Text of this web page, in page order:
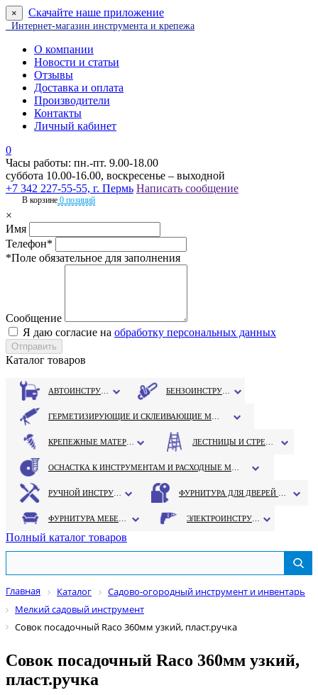
× Скачайте наше приложение
Интернет-магазин инструмента и крепежа
О компании
Новости и статьи
Отзывы
Доставка и оплата
Производители
Контакты
Личный кабинет
0
Часы работы: пн.-пт. 9.00-18.00
суббота 10.00-16.00, воскресенье – выходной
+7 342 227-55-55, г. Пермь Написать сообщение
В корзине 0 позиций
×
Имя
Телефон*
*Поле обязательное для заполнения
Сообщение
Я даю согласие на обработку персональных данных
Каталог товаров
Полный каталог товаров
Главная Каталог
Садово-огородный инструмент и инвентарь
Мелкий садовый инструмент
Совок посадочный Raco 360мм узкий, пласт.ручка
Совок посадочный Raco 360мм узкий,
пласт.ручка